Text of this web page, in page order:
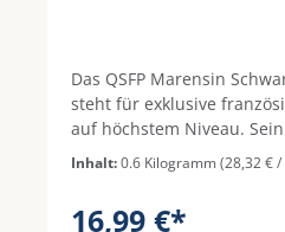
Das QSFP Marensin
steht für exklusive
auf höchstem Niveau.
marmoriertes Fleisch
aromatischer Tiefe und
Marensin-Gebiet entsteht
Inhalt:0.6 Kilogramm(28,32 €
16,99 €*